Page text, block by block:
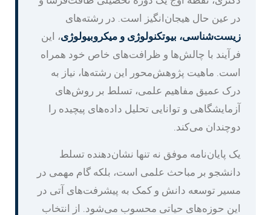
در عین حال هیجان‌انگیز است. در رشته‌های
زیست‌شناسی، بیوتکنولوژی و میکروبیولوژی، این
فرآیند با چالش‌ها و ظرافت‌های خاص خود همراه
است. ماهیت پژوهش‌محور این رشته‌ها، نیاز به
درک عمیق مفاهیم علمی، تسلط بر روش‌های
آزمایشگاهی و توانایی تحلیل داده‌های پیچیده را
دوچندان می‌کند.
یک پایان‌نامه موفق نه تنها نشان‌دهنده تسلط
دانشجو بر مباحث علمی است، بلکه گام مهمی در
مسیر توسعه دانش و کمک به پیشرفت‌های آتی در
این حوزه‌های حیاتی محسوب می‌شود. از انتخاب